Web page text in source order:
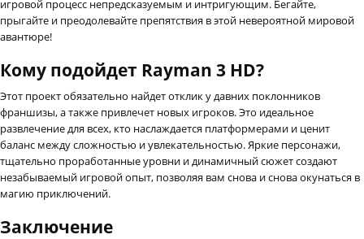
игровой процесс непредсказуемым и интригующим. Бегайте,
прыгайте и преодолевайте препятствия в этой невероятной мировой
авантюре!
Кому подойдет Rayman 3 HD?
Этот проект обязательно найдет отклик у давних поклонников
франшизы, а также привлечет новых игроков. Это идеальное
развлечение для всех, кто наслаждается платформерами и ценит
баланс между сложностью и увлекательностью. Яркие персонажи,
тщательно проработанные уровни и динамичный сюжет создают
незабываемый игровой опыт, позволяя вам снова и снова окунаться в
магию приключений.
Заключение